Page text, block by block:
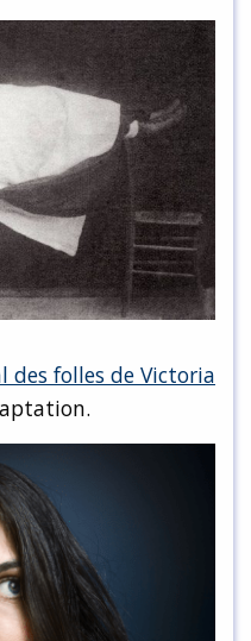
des folles de Victoria